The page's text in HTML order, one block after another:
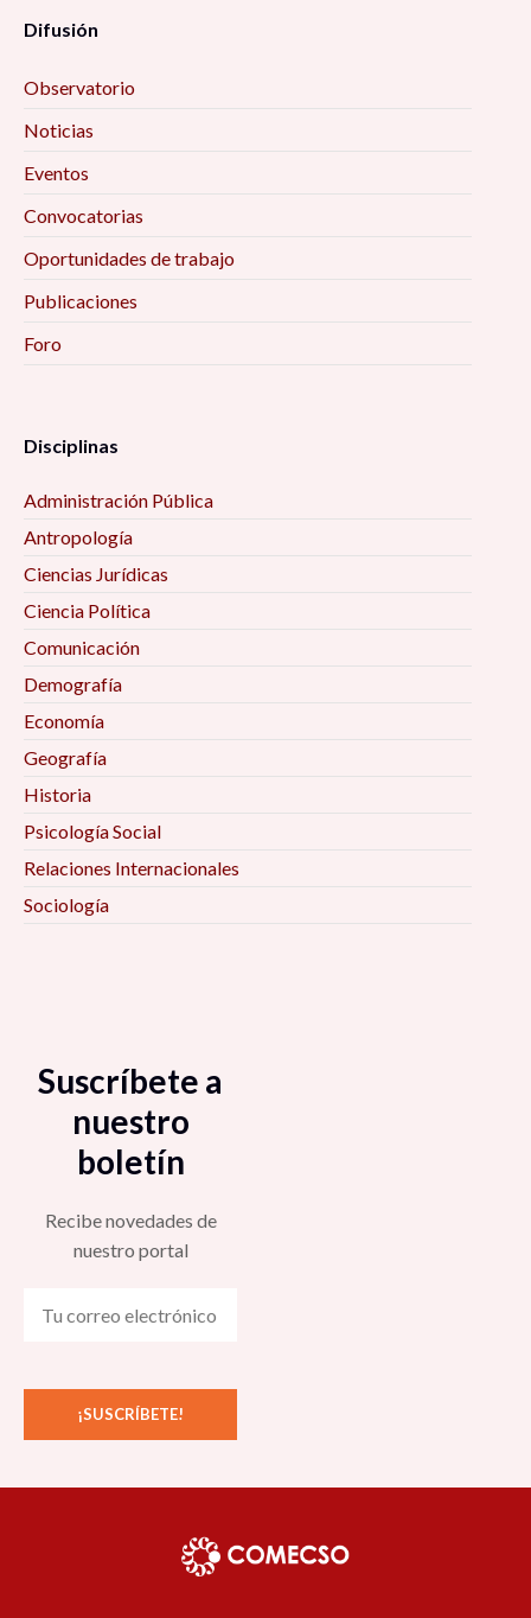
Difusión
Observatorio
Noticias
Eventos
Convocatorias
Oportunidades de trabajo
Publicaciones
Foro
Disciplinas
Administración Pública
Antropología
Ciencias Jurídicas
Ciencia Política
Comunicación
Demografía
Economía
Geografía
Historia
Psicología Social
Relaciones Internacionales
Sociología
Suscríbete a
nuestro
boletín
Recibe novedades de
nuestro portal